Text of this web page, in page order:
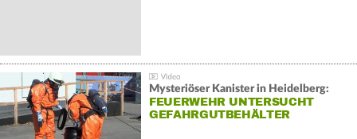
Mysteriöser Kanister in Heidelberg:
FEUERWEHR UNTERSUCHT
GEFAHRGUTBEHÄLTER